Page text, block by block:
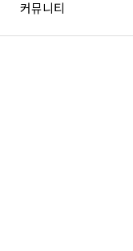
커뮤니티